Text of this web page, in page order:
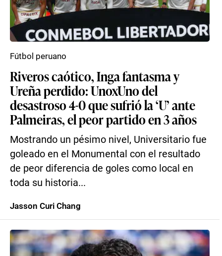
Riveros caótico, Inga fantasma y
Ureña perdido: UnoxUno del
desastroso 4-0 que sufrió la ‘U’ ante
Palmeiras, el peor partido en 3 años
Mostrando un pésimo nivel, Universitario fue
goleado en el Monumental con el resultado
de peor diferencia de goles como local en
toda su historia...
Fútbol peruano
Jasson Curi Chang